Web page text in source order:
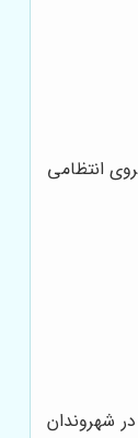
انتظامی
شهروندان